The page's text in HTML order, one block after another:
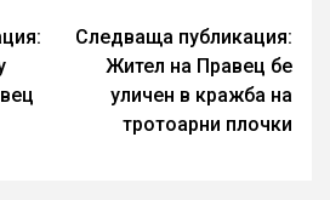
Следваща публикация:
Жител на Правец бе
уличен в кражба на
тротоарни плочки